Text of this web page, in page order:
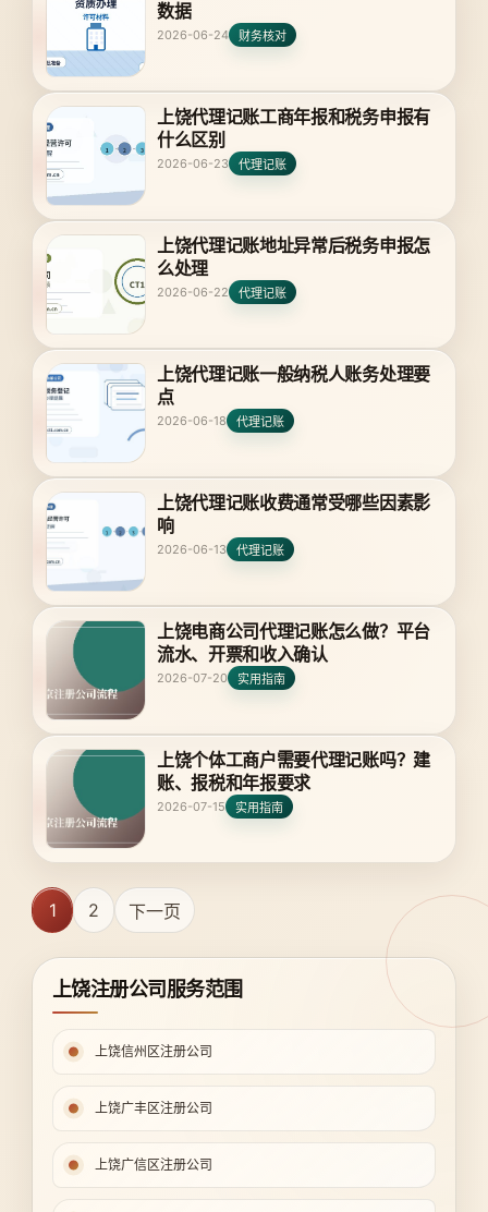
数据
2026-06-24 财务核对
上饶代理记账工商年报和税务申报有
什么区别
2026-06-23 代理记账
上饶代理记账地址异常后税务申报怎
么处理
2026-06-22 代理记账
上饶代理记账一般纳税人账务处理要
点
2026-06-18 代理记账
上饶代理记账收费通常受哪些因素影
响
2026-06-13 代理记账
上饶电商公司代理记账怎么做？平台
流水、开票和收入确认
2026-07-20 实用指南
上饶个体工商户需要代理记账吗？建
账、报税和年报要求
2026-07-15 实用指南
1 2 下一页
上饶注册公司服务范围
上饶信州区注册公司
上饶广丰区注册公司
上饶广信区注册公司